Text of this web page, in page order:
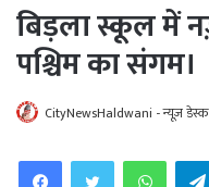
बिड़ला स्कूल में
पश्चिम का संगम।
CityNewsHaldwani - न्यूज़ डेस्क